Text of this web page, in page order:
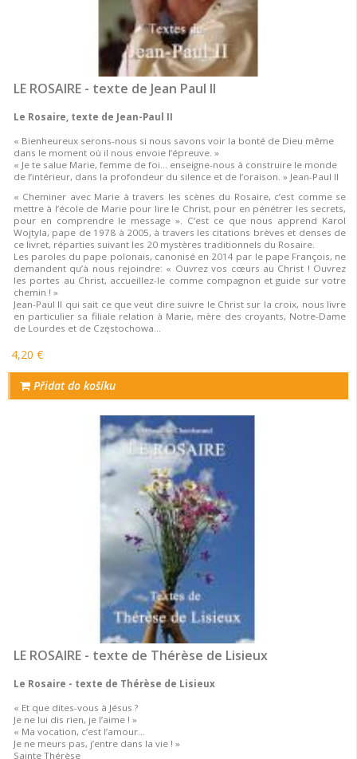
LE ROSAIRE - texte de Jean Paul II
Le Rosaire, texte de Jean-Paul II
« Bienheureux serons-nous si nous savons voir la bonté de Dieu même
dans le moment où il nous envoie l’épreuve. »
« Je te salue Marie, femme de foi… enseigne-nous à construire le monde
de l’intérieur, dans la profondeur du silence et de l’oraison. » Jean-Paul II
« Cheminer avec Marie à travers les scènes du Rosaire, c’est comme se
mettre à l’école de Marie pour lire le Christ, pour en pénétrer les secrets,
pour en comprendre le message ». C’est ce que nous apprend Karol
Wojtyla, pape de 1978 à 2005, à travers les citations brèves et denses de
ce livret, réparties suivant les 20 mystères traditionnels du Rosaire.
Les paroles du pape polonais, canonisé en 2014 par le pape François, ne
demandent qu’à nous rejoindre: « Ouvrez vos cœurs au Christ ! Ouvrez
les portes au Christ, accueillez-le comme compagnon et guide sur votre
chemin ! »
Jean-Paul II qui sait ce que veut dire suivre le Christ sur la croix, nous livre
en particulier sa filiale relation à Marie, mère des croyants, Notre-Dame
de Lourdes et de Częstochowa…
4,20 €
Přidat do košíku
LE ROSAIRE - texte de Thérèse de Lisieux
Le Rosaire - texte de Thérèse de Lisieux
« Et que dites-vous à Jésus ?
Je ne lui dis rien, je l’aime ! »
« Ma vocation, c’est l’amour…
Je ne meurs pas, j’entre dans la vie ! »
Sainte Thérèse